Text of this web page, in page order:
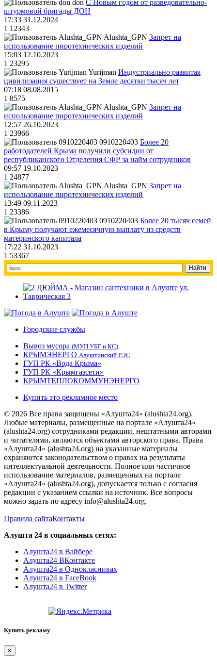
don С Новым годом от разведовательно-
штурмовой бригады ДОН
17:33 31.12.2024
1 12343
Alushta_GPN Запрет на
использование пиротехнических изделий
15:03 12.10.2023
1 23295
Yurijman Индустриально развитая
цивилизация существует на Земле десятки тысяч лет
07:18 08.08.2015
1 8575
Alushta_GPN Запрет на
использование пиротехнических изделий
12:57 26.10.2023
1 23966
0910220403 Более 20
работодателей Крыма получили субсидии от
республиканского Отделения СФР за найм сотрудников
09:57 19.10.2023
1 24877
Alushta_GPN Запрет на
использование пиротехнических изделий
13:49 09.11.2023
1 23386
0910220403 Более 20 тысяч семей
в Крыму получают ежемесячную выплату из средств
материнского капитала
17:22 31.10.2023
1 53367
Городские службы
Вывоз мусора (МУП УБГ и КС)
КРЫМЭНЕРГО Алуштинский РЭС
ГУП РК «Вода Крыма»
ГУП РК «Крымгазсети»
КРЫМТЕПЛОКОММУНЭНЕРГО
Купить это рекламное место
© 2026 Все права защищены «Алушта24» (alushta24.org).
Любые материалы, размещенные на портале «Алушта24»
(alushta24.org) сотрудниками редакции, нештатными авторами
и читателями, являются объектами авторского права. Права
«Алушта24» (alushta24.org) на указанные материалы
охраняются законодательством о правах на результаты
интеллектуальной деятельности. Полное или частичное
использование материалов, размещенных на портале
«Алушта24» (alushta24.org), допускается только с согласия
редакции с указанием ссылки на источник. Все вопросы
можно задать по адресу info@alushta24.org.
Правила сайтаКонтакты
Алушта 24 в социальных сетях:
Алушта24 в Вайбере
Алушта24 ВКонтакте
Алушта24 в Однокласниках
Алушта24 в FaceBook
Алушта24 в Twitter
Купить рекламу
×